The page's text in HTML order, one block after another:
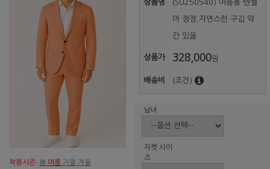
착용시즌: 봄 여름 가을 겨울
상품명 (SU250540) 여름용 텐셀
마 정장,자연스런 구김 약
간 있음
상품가 328,000원
배송비 (조건)
남녀
자켓 사이
즈